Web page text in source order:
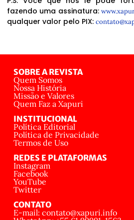
fazendo uma assinatura:
qualquer valor pelo PIX:
SOBRE A REVISTA
Quem Somos
Nossa História
Missão e Valores
Quem Faz a Xapuri
INSTITUCIONAL
Política Editorial
Política de Privacidade
Termos de Uso
REDES E PLATAFORMAS
Instagram
Facebook
YouTube
Twitter
CONTATO
E-mail: contato@xapuri.info